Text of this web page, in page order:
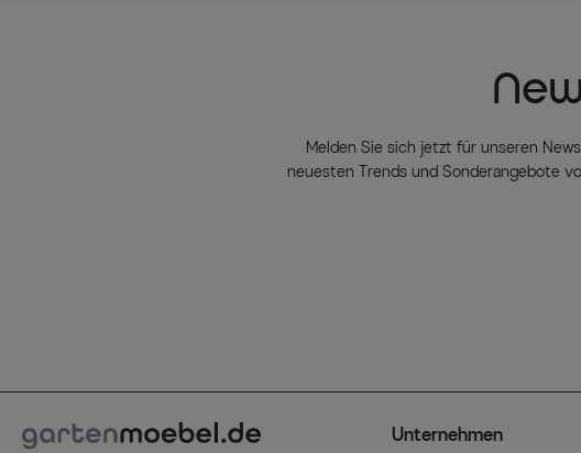
Melden Sie sich jetzt für unseren
neuesten Trends und Sonderangebote
Unternehmen